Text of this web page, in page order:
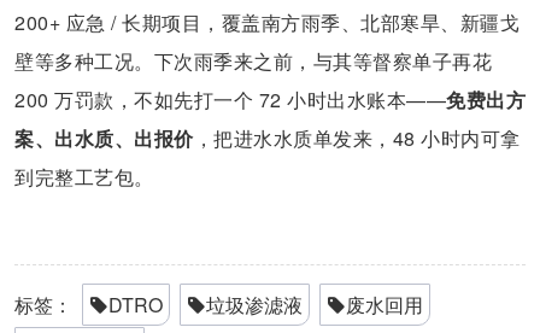
200+ 应急 / 长期项目，覆盖南方雨季、北部寒旱、新疆戈
壁等多种工况。下次雨季来之前，与其等督察单子再花
200 万罚款，不如先打一个 72 小时出水账本——免费出方
案、出水质、出报价，把进水水质单发来，48 小时内可拿
到完整工艺包。
标签： DTRO 垃圾渗滤液
废水回用